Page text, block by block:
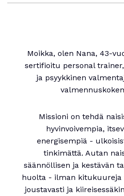
Moikka, olen Nana, 43-
sertifioitu personal
ja psyykkinen
Missioni on tehdä
hyvinvoivempia,
energisempiä -
tinkimättä. Autan
säännöllisen ja kestävän
huolta - ilman kitukuureja
joustavasti ja